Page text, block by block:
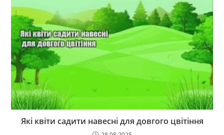
Які квіти садити навесні для довгого цвітіння